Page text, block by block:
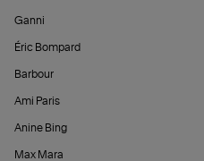
Ganni
Éric Bompard
Barbour
Ami Paris
Anine Bing
Max Mara